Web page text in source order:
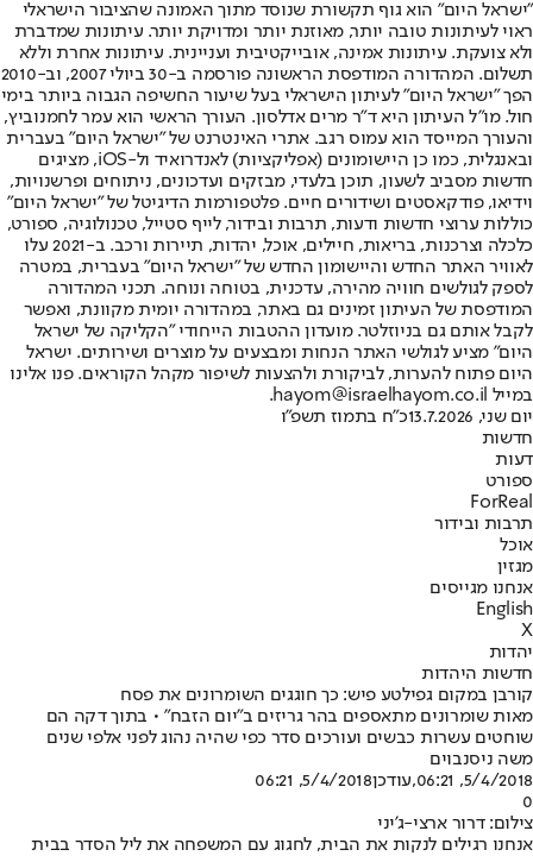
"ישראל היום" הוא גוף תקשורת שנוסד מתוך האמונה שהציבור הישראלי
ראוי לעיתונות טובה יותר, מאוזנת יותר ומדויקת יותר. עיתונות שמדברת
ולא צועקת. עיתונות אמינה, אובייקטיבית ועניינית. עיתונות אחרת וללא
תשלום. המהדורה המודפסת הראשונה פורסמה ב-30 ביולי 2007, וב-2010
הפך "ישראל היום" לעיתון הישראלי בעל שיעור החשיפה הגבוה ביותר בימי
חול. מו"ל העיתון היא ד"ר מרים אדלסון. העורך הראשי הוא עמר לחמנוביץ,
והעורך המייסד הוא עמוס רגב. אתרי האינטרנט של "ישראל היום" בעברית
ובאנגלית, כמו כן היישומונים (אפליקציות) לאנדרואיד ול-iOS, מציגים
חדשות מסביב לשעון, תוכן בלעדי, מבזקים ועדכונים, ניתוחים ופרשנויות,
וידיאו, פודקאסטים ושידורים חיים. פלטפורמות הדיגיטל של "ישראל היום"
כוללות ערוצי חדשות ודעות, תרבות ובידור, לייף סטייל, טכנולוגיה, ספורט,
כלכלה וצרכנות, בריאות, חיילים, אוכל, יהדות, תיירות ורכב. ב-2021 עלו
לאוויר האתר החדש והיישומון החדש של "ישראל היום" בעברית, במטרה
לספק לגולשים חוויה מהירה, עדכנית, בטוחה ונוחה. תכני המהדורה
המודפסת של העיתון זמינים גם באתר, במהדורה יומית מקוונת, ואפשר
לקבל אותם גם בניוזלטר. מועדון ההטבות הייחודי "הקליקה של ישראל
היום" מציע לגולשי האתר הנחות ומבצעים על מוצרים ושירותים. ישראל
היום פתוח להערות, לביקורת ולהצעות לשיפור מקהל הקוראים. פנו אלינו
במייל hayom@israelhayom.co.il.
יום שני, 13.7.2026
כ"ח בתמוז תשפ"ו
חדשות
דעות
ספורט
ForReal
תרבות ובידור
אוכל
מגזין
אנחנו מגייסים
English
X
יהדות
חדשות היהדות
קורבן במקום גפילטע פיש: כך חוגגים השומרונים את פסח
מאות שומרונים מתאספים בהר גריזים ב"יום הזבח" • בתוך דקה הם
שוחטים עשרות כבשים ועורכים סדר כפי שהיה נהוג לפני אלפי שנים
משה ניסנבוים
5/4/2018, 06:21
,עודכן5/4/2018, 06:21
0
צילום: דרור ארצי-ג'יני
אנחנו רגילים לנקות את הבית, לחגוג עם המשפחה את ליל הסדר בבית